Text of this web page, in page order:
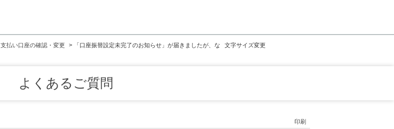
文字サイズ変更
支払い口座の確認・変更 >
「口座振替設定未完了のお知らせ」が届きましたが、な
よくあるご質問
印刷